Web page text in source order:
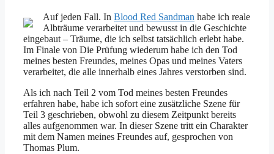
Auf jeden Fall. In Blood Red Sandman habe ich reale
Albträume verarbeitet und bewusst in die Geschichte
eingebaut – Träume, die ich selbst tatsächlich erlebt habe.
Im Finale von Die Prüfung wiederum habe ich den Tod
meines besten Freundes, meines Opas und meines Vaters
verarbeitet, die alle innerhalb eines Jahres verstorben sind.
Als ich nach Teil 2 vom Tod meines besten Freundes
erfahren habe, habe ich sofort eine zusätzliche Szene für
Teil 3 geschrieben, obwohl zu diesem Zeitpunkt bereits
alles aufgenommen war. In dieser Szene tritt ein Charakter
mit dem Namen meines Freundes auf, gesprochen von
Thomas Plum.